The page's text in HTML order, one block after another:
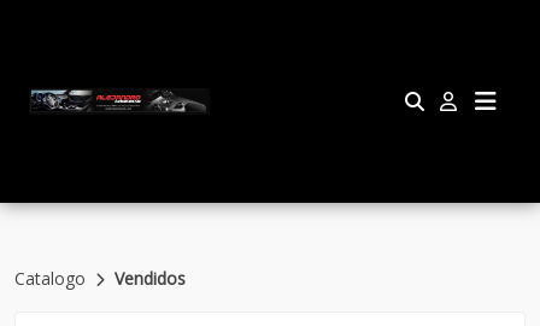
Catalogo Vendidos